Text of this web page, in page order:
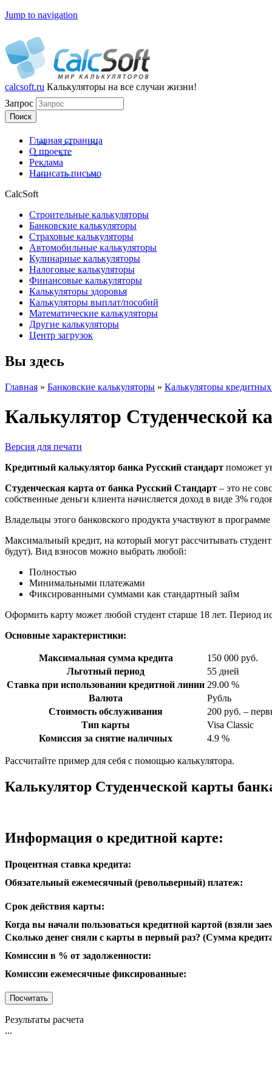
Jump to navigation
calcsoft.ru Калькуляторы на все случаи жизни!
Запрос
Главная страница
О проекте
Реклама
Написать письмо
CalcSoft
Строительные калькуляторы
Банковские калькуляторы
Страховые калькуляторы
Автомобильные калькуляторы
Кулинарные калькуляторы
Налоговые калькуляторы
Финансовые калькуляторы
Калькуляторы здоровья
Калькуляторы выплат/пособий
Математические калькуляторы
Другие калькуляторы
Центр загрузок
Вы здесь
Главная » Банковские калькуляторы » Калькуляторы кредитных
Калькулятор Студенческой
Версия для печати
Кредитный калькулятор банка Русский стандарт поможет
Студенческая карта от банка Русский Стандарт – это не
собственные деньги клиента начисляется доход в виде 3%
Владельцы этого банковского продукта участвуют в
Максимальный кредит, на который могут рассчитывать
будут). Вид взносов можно выбрать любой:
Полностью
Минимальными платежами
Фиксированными суммами как стандартный займ
Оформить карту может любой студент старше 18 лет. Период
Основные характеристики:
Максимальная сумма кредита
150 000 руб.
Льготный период
55 дней
Ставка при использовании кредитной линии 29.00 %
Валюта
Рубль
Стоимость обслуживания
200 руб. –
Тип карты
Visa Classic
Комиссия за снятие наличных
4.9 %
Рассчитайте пример для себя с помощью калькулятора.
Калькулятор Студенческой карты
Информация о кредитной карте:
Процентная ставка кредита:
Обязательный ежемесячный (револьверный) платеж:
Срок действия карты:
Когда вы начали пользоваться кредитной картой (взяли
Сколько денег сняли с карты в первый раз? (Сумма
Комиссии в % от задолженности:
Комиссии ежемесячные фиксированные:
Результаты расчета
...